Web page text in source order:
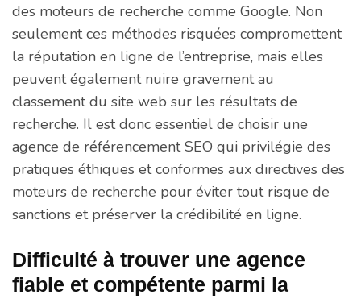
des moteurs de recherche comme Google. Non
seulement ces méthodes risquées compromettent
la réputation en ligne de l’entreprise, mais elles
peuvent également nuire gravement au
classement du site web sur les résultats de
recherche. Il est donc essentiel de choisir une
agence de référencement SEO qui privilégie des
pratiques éthiques et conformes aux directives des
moteurs de recherche pour éviter tout risque de
sanctions et préserver la crédibilité en ligne.
Difficulté à trouver une agence
fiable et compétente parmi la